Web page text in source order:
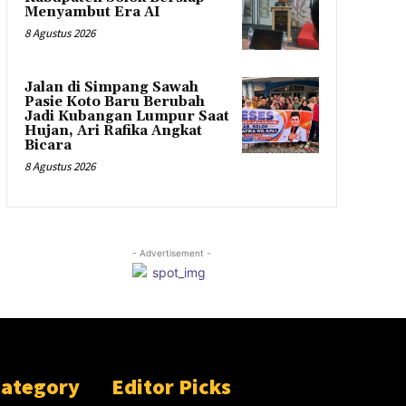
Menyambut Era AI
8 Agustus 2026
Jalan di Simpang Sawah
Pasie Koto Baru Berubah
Jadi Kubangan Lumpur Saat
Hujan, Ari Rafika Angkat
Bicara
8 Agustus 2026
- Advertisement -
Editor Picks